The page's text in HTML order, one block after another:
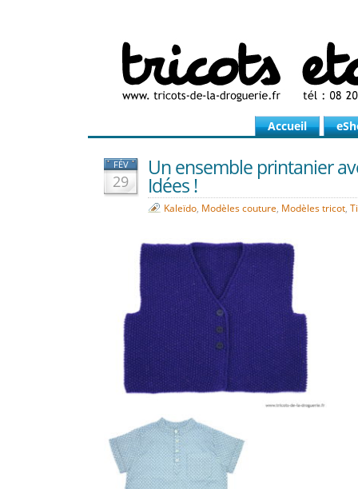
Accueil
FÉV
29
Un ensemble printanier
Idées !
Kaleïdo, Modèles couture, Modèles tricot,